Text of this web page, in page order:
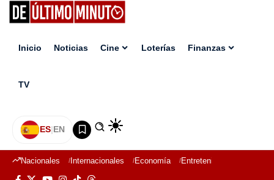
Inicio Noticias Cine Loterías Finanzas
TV
ES|EN
Nacionales Internacionales Economía Entretenimiento